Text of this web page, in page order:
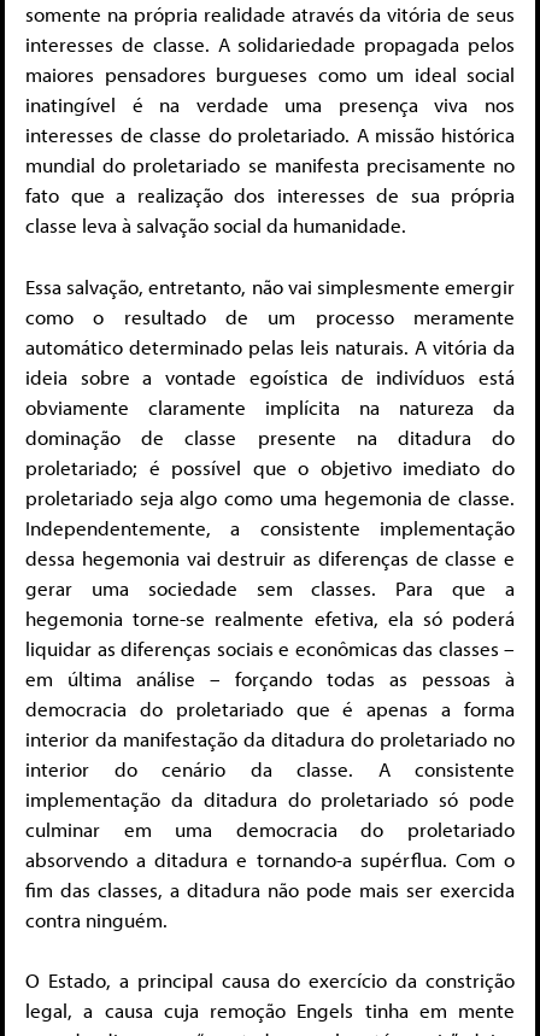
somente na própria realidade através da vitória de seus
interesses de classe. A solidariedade propagada pelos
maiores pensadores burgueses como um ideal social
inatingível é na verdade uma presença viva nos
interesses de classe do proletariado. A missão histórica
mundial do proletariado se manifesta precisamente no
fato que a realização dos interesses de sua própria
classe leva à salvação social da humanidade.
Essa salvação, entretanto, não vai simplesmente emergir
como o resultado de um processo meramente
automático determinado pelas leis naturais. A vitória da
ideia sobre a vontade egoística de indivíduos está
obviamente claramente implícita na natureza da
dominação de classe presente na ditadura do
proletariado; é possível que o objetivo imediato do
proletariado seja algo como uma hegemonia de classe.
Independentemente, a consistente implementação
dessa hegemonia vai destruir as diferenças de classe e
gerar uma sociedade sem classes. Para que a
hegemonia torne-se realmente efetiva, ela só poderá
liquidar as diferenças sociais e econômicas das classes –
em última análise – forçando todas as pessoas à
democracia do proletariado que é apenas a forma
interior da manifestação da ditadura do proletariado no
interior do cenário da classe. A consistente
implementação da ditadura do proletariado só pode
culminar em uma democracia do proletariado
absorvendo a ditadura e tornando-a supérflua. Com o
fim das classes, a ditadura não pode mais ser exercida
contra ninguém.
O Estado, a principal causa do exercício da constrição
legal, a causa cuja remoção Engels tinha em mente